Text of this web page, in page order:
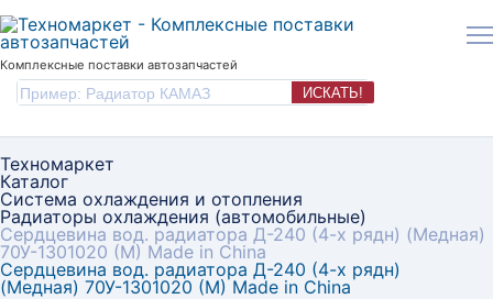
Комплексные поставки автозапчастей
ИСКАТЬ!
Техномаркет
Каталог
Система охлаждения и отопления
Радиаторы охлаждения (автомобильные)
Сердцевина вод. радиатора Д-240 (4-х рядн) (Медная)
70У-1301020 (М) Made in China
Сердцевина вод. радиатора Д-240 (4-х рядн)
(Медная) 70У-1301020 (М) Made in China